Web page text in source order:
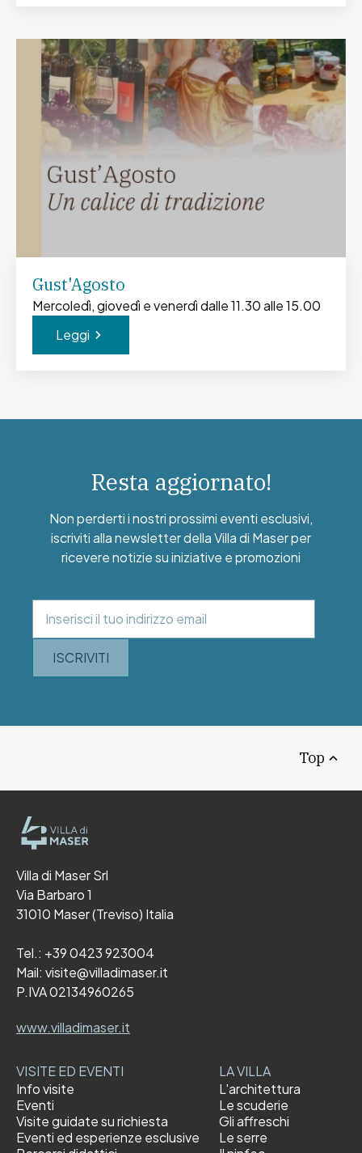
Gust'Agosto
Mercoledì, giovedì e venerdì dalle 11.30 alle 15.00
Leggi
Resta aggiornato!
Non perderti i nostri prossimi eventi esclusivi,
iscriviti alla newsletter della Villa di Maser per
ricevere notizie su iniziative e promozioni
ISCRIVITI
Top
Villa di Maser Srl
Via Barbaro 1
31010 Maser (Treviso) Italia
Tel.: +39 0423 923004
Mail: visite@villadimaser.it
P.IVA 02134960265
www.villadimaser.it
VISITE ED EVENTI
Info visite
Eventi
Visite guidate su richiesta
Eventi ed esperienze esclusive
LA VILLA
L'architettura
Le scuderie
Gli affreschi
Le serre